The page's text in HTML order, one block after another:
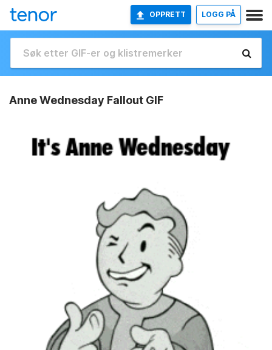
OPPRETT LOGG PÅ
Anne Wednesday Fallout GIF